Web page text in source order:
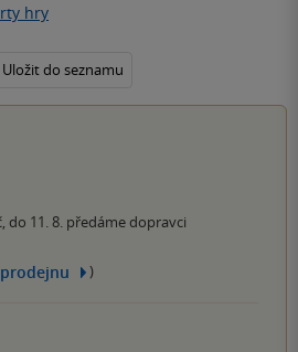
hry
Uložit do seznamu
do 11. 8. předáme dopravci
)